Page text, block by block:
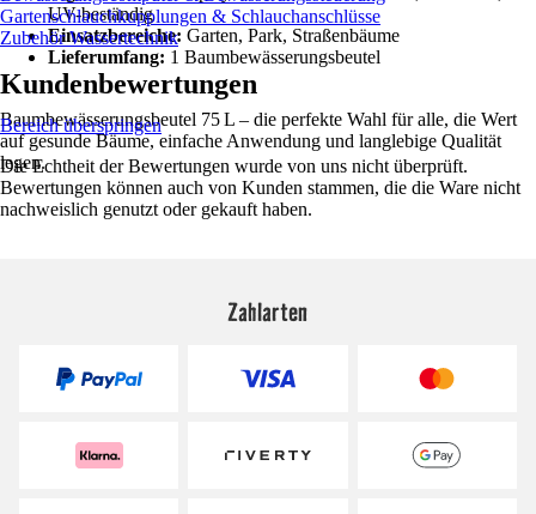
UV-beständig
Einsatzbereiche: Garten, Park, Straßenbäume
Lieferumfang: 1 Baumbewässerungsbeutel
Baumbewässerungsbeutel 75 L – die perfekte Wahl für alle, die Wert
auf gesunde Bäume, einfache Anwendung und langlebige Qualität
legen.
Gartenschlauchkupplungen & Schlauchanschlüsse
Zubehör Wassertechnik
Kundenbewertungen
Bereich überspringen
Die Echtheit der Bewertungen wurde von uns nicht überprüft.
Bewertungen können auch von Kunden stammen, die die Ware nicht
nachweislich genutzt oder gekauft haben.
Zahlarten